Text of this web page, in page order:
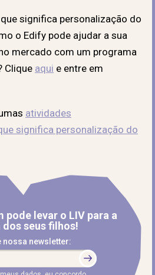
significa personalização do
o Edify pode ajudar a sua
mercado com um programa
Clique aqui e entre em
atividades
significa personalização do
pode levar o LIV para a
dos seus filhos!
nossa newsletter: